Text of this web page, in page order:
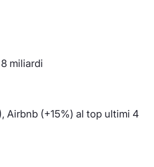
miliardi
Airbnb (+15%) al top ultimi 4